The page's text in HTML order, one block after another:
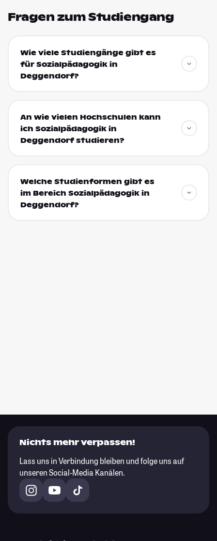
Fragen zum Studiengang
Wie viele Studiengänge gibt es
für Sozialpädagogik in
Deggendorf?
An wie vielen Hochschulen kann
ich Sozialpädagogik in
Deggendorf studieren?
Welche Studienformen gibt es
im Bereich Sozialpädagogik in
Deggendorf?
Nichts mehr verpassen!
Lass uns in Verbindung bleiben und folge uns auf
unseren Social-Media Kanälen.